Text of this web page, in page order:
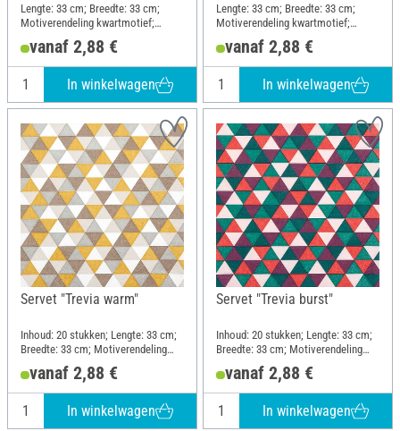
Lengte: 33 cm; Breedte: 33 cm;
Motiverendeling kwartmotief;
Materiaal: Papier
vanaf 2,88 €
In winkelwagen
Lengte: 33 cm; Breedte: 33 cm;
Motiverendeling kwartmotief;
Materiaal: Papier
vanaf 2,88 €
In winkelwagen
Servet "Trevia warm"
Inhoud: 20 stukken; Lengte: 33 cm;
Breedte: 33 cm; Motiverendeling
kwartmotief; Materiaal: Papier
vanaf 2,88 €
In winkelwagen
Servet "Trevia burst"
Inhoud: 20 stukken; Lengte: 33 cm;
Breedte: 33 cm; Motiverendeling
geheel motief; Materiaal: Papier
vanaf 2,88 €
In winkelwagen